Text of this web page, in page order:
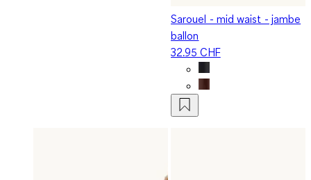
Sarouel - mid waist - jambe
ballon
32.95 CHF